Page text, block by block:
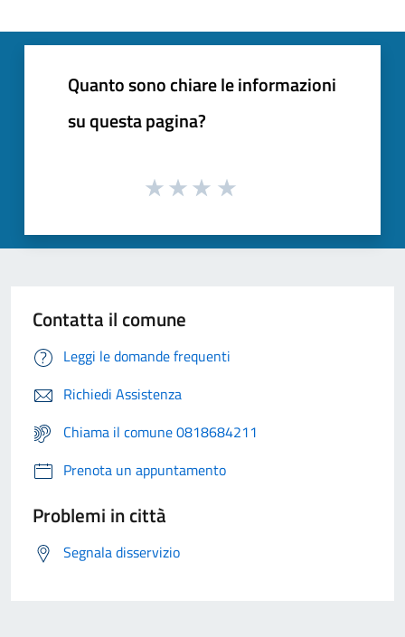
Quanto sono chiare le informazioni
su questa pagina?
Contatta il comune
Leggi le domande frequenti
Richiedi Assistenza
Chiama il comune 0818684211
Prenota un appuntamento
Problemi in città
Segnala disservizio